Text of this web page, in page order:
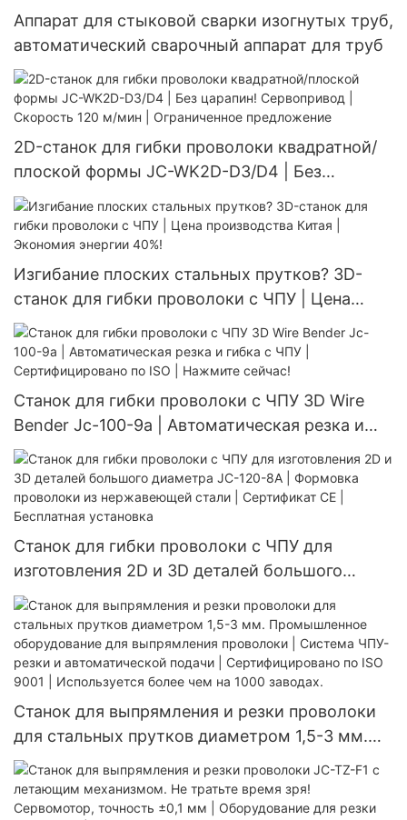
оборудование | Техническое обслуживание на
весь срок службы
Аппарат для стыковой сварки изогнутых труб,
автоматический сварочный аппарат для труб
2D-станок для гибки проволоки квадратной/
плоской формы JC-WK2D-D3/D4 | Без
царапин! Сервопривод | Скорость 120 м/мин |
Ограниченное предложение
Изгибание плоских стальных прутков? 3D-
станок для гибки проволоки с ЧПУ | Цена
производства Китая | Экономия энергии 40%!
Станок для гибки проволоки с ЧПУ 3D Wire
Bender Jc-100-9a | Автоматическая резка и
гибка с ЧПУ | Сертифицировано по ISO |
Нажмите сейчас!
Станок для гибки проволоки с ЧПУ для
изготовления 2D и 3D деталей большого
диаметра JC-120-8A | Формовка проволоки из
нержавеющей стали | Сертификат CE |
Бесплатная установка
Станок для выпрямления и резки проволоки
для стальных прутков диаметром 1,5-3 мм.
Промышленное оборудование для
выпрямления проволоки | Система ЧПУ-резки
и автоматической подачи | Сертифицировано